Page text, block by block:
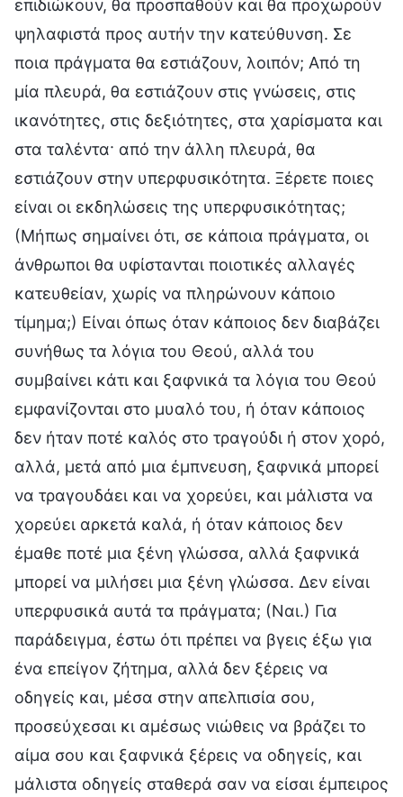
επιδιώκουν, θα προσπαθούν και θα προχωρούν
ψηλαφιστά προς αυτήν την κατεύθυνση. Σε
ποια πράγματα θα εστιάζουν, λοιπόν; Από τη
μία πλευρά, θα εστιάζουν στις γνώσεις, στις
ικανότητες, στις δεξιότητες, στα χαρίσματα και
στα ταλέντα· από την άλλη πλευρά, θα
εστιάζουν στην υπερφυσικότητα. Ξέρετε ποιες
είναι οι εκδηλώσεις της υπερφυσικότητας;
(Μήπως σημαίνει ότι, σε κάποια πράγματα, οι
άνθρωποι θα υφίστανται ποιοτικές αλλαγές
κατευθείαν, χωρίς να πληρώνουν κάποιο
τίμημα;) Είναι όπως όταν κάποιος δεν διαβάζει
συνήθως τα λόγια του Θεού, αλλά του
συμβαίνει κάτι και ξαφνικά τα λόγια του Θεού
εμφανίζονται στο μυαλό του, ή όταν κάποιος
δεν ήταν ποτέ καλός στο τραγούδι ή στον χορό,
αλλά, μετά από μια έμπνευση, ξαφνικά μπορεί
να τραγουδάει και να χορεύει, και μάλιστα να
χορεύει αρκετά καλά, ή όταν κάποιος δεν
έμαθε ποτέ μια ξένη γλώσσα, αλλά ξαφνικά
μπορεί να μιλήσει μια ξένη γλώσσα. Δεν είναι
υπερφυσικά αυτά τα πράγματα; (Ναι.) Για
παράδειγμα, έστω ότι πρέπει να βγεις έξω για
ένα επείγον ζήτημα, αλλά δεν ξέρεις να
οδηγείς και, μέσα στην απελπισία σου,
προσεύχεσαι κι αμέσως νιώθεις να βράζει το
αίμα σου και ξαφνικά ξέρεις να οδηγείς, και
μάλιστα οδηγείς σταθερά σαν να είσαι έμπειρος